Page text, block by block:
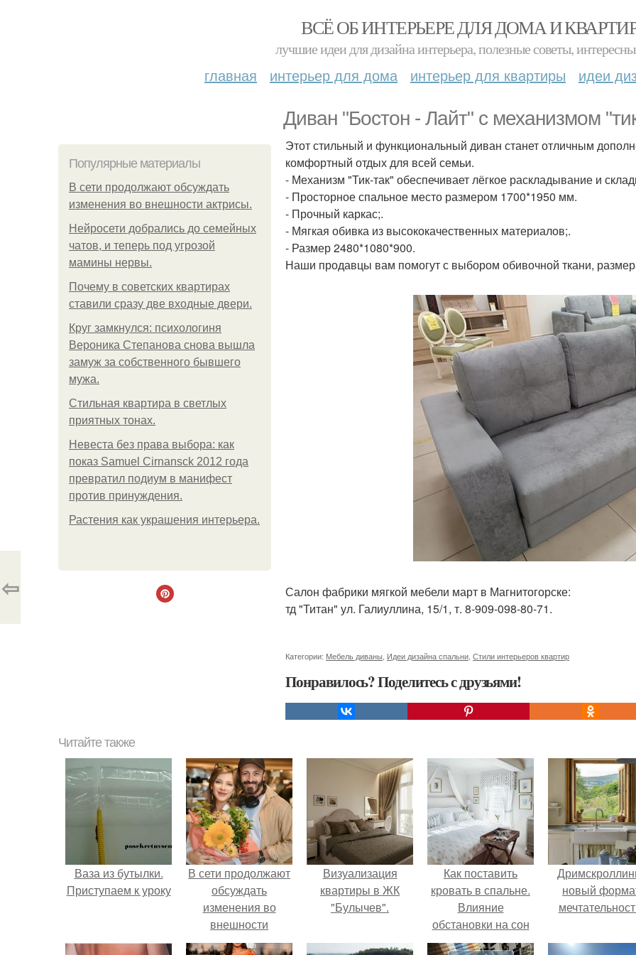
ВСЁ ОБ ИНТЕРЬЕРЕ ДЛЯ ДОМА И
лучшие идеи для дизайна интерьера, полезные советы,
главная интерьер для дома интерьер для квартиры идеи
Диван "Бостон - Лайт" с механизмом
Популярные материалы
В сети продолжают обсуждать
изменения во внешности актрисы.
Нейросети добрались до семейных
чатов, и теперь под угрозой
мамины нервы.
Почему в советских квартирах
ставили сразу две входные двери.
Круг замкнулся: психологиня
Вероника Степанова снова вышла
замуж за собственного бывшего
мужа.
Стильная квартира в светлых
приятных тонах.
Невеста без права выбора: как
показ Samuel Cirnansck 2012 года
превратил подиум в манифест
против принуждения.
Растения как украшения интерьера.
Этот стильный и функциональный диван станет отличным
комфортный отдых для всей семьи.
- Механизм "Тик-так" обеспечивает лёгкое раскладывание и
- Просторное спальное место размером 1700*1950 мм.
- Прочный каркас;.
- Мягкая обивка из высококачественных материалов;.
- Размер 2480*1080*900.
Наши продавцы вам помогут с выбором обивочной ткани,
Салон фабрики мягкой мебели март в Магнитогорске:
тд "Титан" ул. Галиуллина, 15/1, т. 8-909-098-80-71.
Категории: Мебель диваны Идеи дизайна спальни Стили интерьеров квартир
Понравилось? Поделитесь с друзьями!
⇦
Читайте также
Ваза из бутылки.
Приступаем к уроку
В сети продолжают
обсуждать
изменения во
внешности
актрисы.
Визуализация
квартиры в ЖК
"Булычев".
Как поставить
кровать в спальне.
Влияние
обстановки на сон
новый